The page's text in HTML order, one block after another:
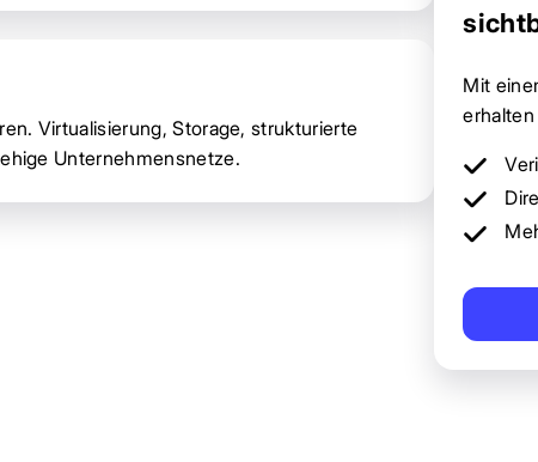
Virtualisierung, Storage, strukturierte
Unternehmensnetze.
Mit